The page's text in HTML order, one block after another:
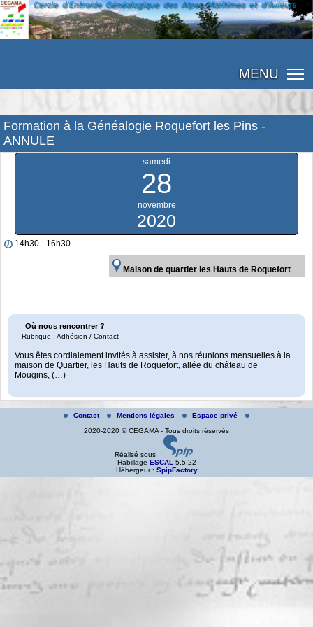
MENU
Formation à la Généalogie Roquefort les Pins -
ANNULE
samedi
28
novembre
2020
14h30 - 16h30
Maison de quartier les Hauts de Roquefort
Où nous rencontrer ?
Rubrique : Adhésion / Contact
Vous êtes cordialement invités à assister, à nos réunions mensuelles à la
maison de Quartier, les Hauts de Roquefort, allée du château de
Mougins, (…)
Contact Mentions légales
Espace privé
2020-2020 © CEGAMA - Tous droits réservés
Réalisé sous
Habillage ESCAL5.5.22
Hébergeur : SpipFactory